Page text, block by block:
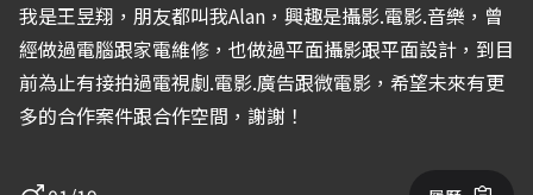
我是王昱翔，朋友都叫我Alan，興趣是攝影.電影.音樂，曾
經做過電腦跟家電維修，也做過平面攝影跟平面設計，到目
前為止有接拍過電視劇.電影.廣告跟微電影，希望未來有更
多的合作案件跟合作空間，謝謝！